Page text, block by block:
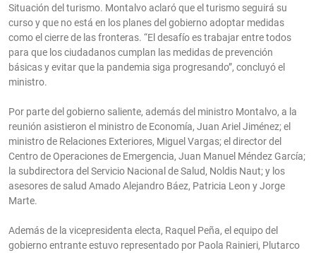
Situación del turismo. Montalvo aclaró que el turismo seguirá su
curso y que no está en los planes del gobierno adoptar medidas
como el cierre de las fronteras. “El desafío es trabajar entre todos
para que los ciudadanos cumplan las medidas de prevención
básicas y evitar que la pandemia siga progresando”, concluyó el
ministro.
Por parte del gobierno saliente, además del ministro Montalvo, a la
reunión asistieron el ministro de Economía, Juan Ariel Jiménez; el
ministro de Relaciones Exteriores, Miguel Vargas; el director del
Centro de Operaciones de Emergencia, Juan Manuel Méndez García;
la subdirectora del Servicio Nacional de Salud, Noldis Naut; y los
asesores de salud Amado Alejandro Báez, Patricia Leon y Jorge
Marte.
Además de la vicepresidenta electa, Raquel Peña, el equipo del
gobierno entrante estuvo representado por Paola Rainieri, Plutarco